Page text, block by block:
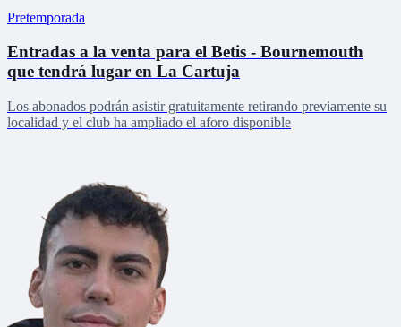
Pretemporada
Entradas a la venta para el Betis - Bournemouth
que tendrá lugar en La Cartuja
Los abonados podrán asistir gratuitamente retirando previamente su
localidad y el club ha ampliado el aforo disponible